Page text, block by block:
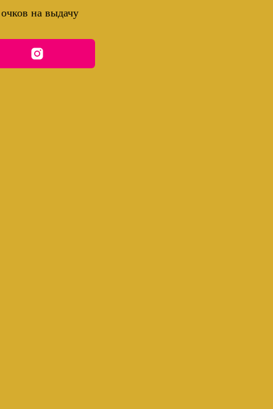
на выдачу